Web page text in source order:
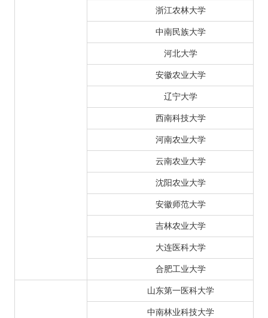
浙江农林大学
中南民族大学
河北大学
安徽农业大学
辽宁大学
西南科技大学
河南农业大学
云南农业大学
沈阳农业大学
安徽师范大学
吉林农业大学
大连医科大学
合肥工业大学
山东第一医科大学
中南林业科技大学